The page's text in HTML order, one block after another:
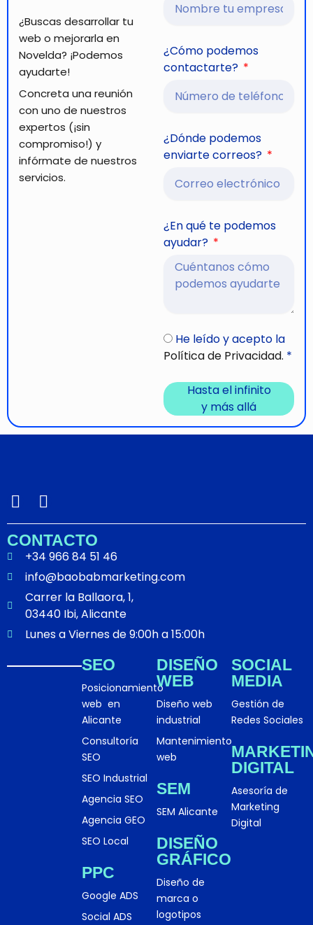
¿Buscas desarrollar tu
web o mejorarla en
Novelda? ¡Podemos
ayudarte!
Concreta una reunión
con uno de nuestros
expertos (¡sin
compromiso!) y
infórmate de nuestros
servicios.
¿Cómo podemos
contactarte?
¿Dónde podemos
enviarte correos?
¿En qué te podemos
ayudar?
He leído y acepto la
Política de Privacidad. *
Hasta el infinito
y más allá
I
s
t
a
g
a
m
L
n
k
e
d
i
n
CONTACTO
+34 966 84 51 46
info@baobabmarketing.com
Carrer la Ballaora, 1,
03440 Ibi, Alicante
Lunes a Viernes de 9:00h a 15:00h
SEO
Posicionamiento
web en
Alicante
Consultoría
SEO
SEO Industrial
Agencia SEO
Agencia GEO
SEO Local
PPC
Google ADS
Social ADS
DISEÑO
WEB
Diseño web
industrial
Mantenimiento
web
SEM
SEM Alicante
DISEÑO
GRÁFICO
Diseño de
marca o
logotipos
SOCIAL
MEDIA
Gestión de
Redes Sociales
DIGITAL
Asesoría de
Marketing
Digital